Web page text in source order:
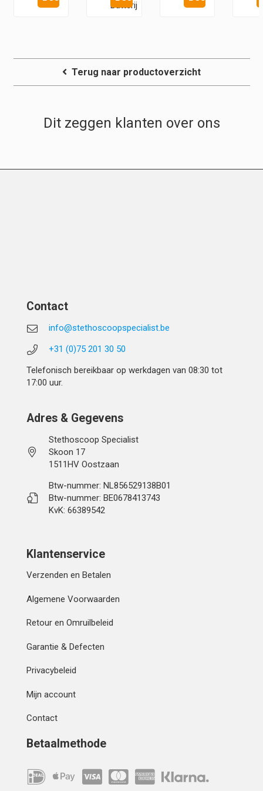
Batterij
Terug naar productoverzicht
Dit zeggen klanten over ons
Contact
info@stethoscoopspecialist.be
+31 (0)75 201 30 50
Telefonisch bereikbaar op werkdagen van 08:30 tot
17:00 uur.
Adres & Gegevens
Stethoscoop Specialist
Skoon 17
1511HV Oostzaan
Btw-nummer: NL856529138B01
Btw-nummer: BE0678413743
KvK: 66389542
Klantenservice
Verzenden en Betalen
Algemene Voorwaarden
Retour en Omruilbeleid
Garantie & Defecten
Privacybeleid
Mijn account
Contact
Betaalmethode